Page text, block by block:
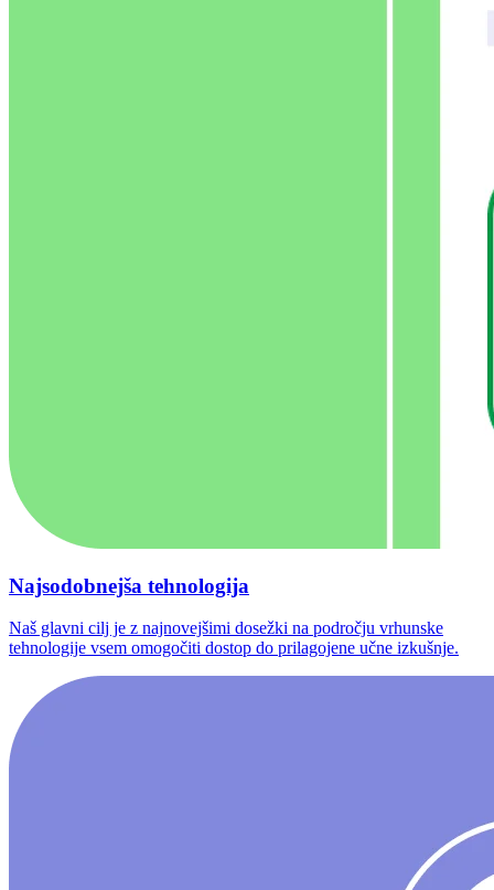
Najsodobnejša tehnologija
Naš glavni cilj je z najnovejšimi dosežki na področju vrhunske
tehnologije vsem omogočiti dostop do prilagojene učne izkušnje.